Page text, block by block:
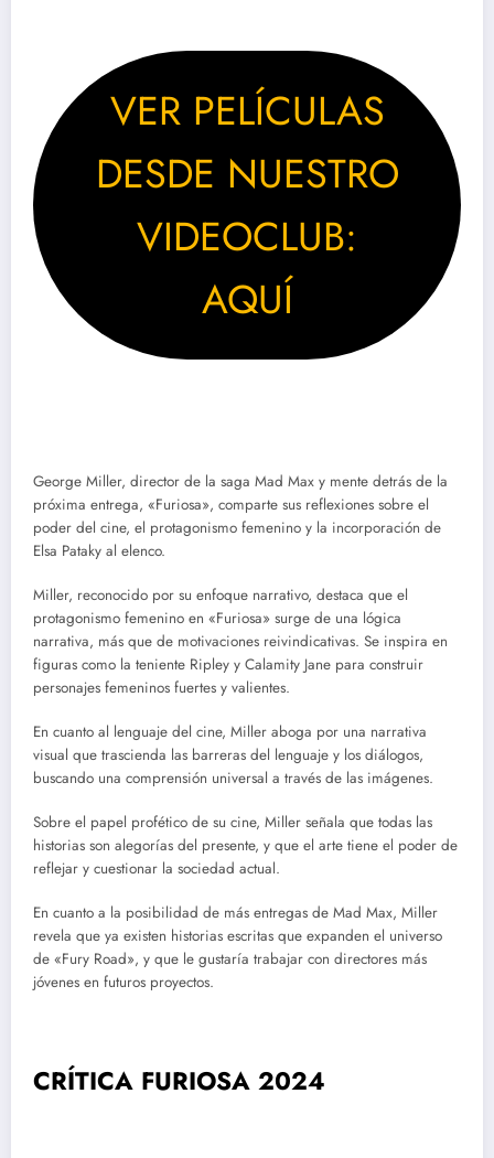
VER PELÍCULAS
DESDE NUESTRO
VIDEOCLUB:
AQUÍ
George Miller, director de la saga Mad Max y mente detrás de la
próxima entrega, «Furiosa», comparte sus reflexiones sobre el
poder del cine, el protagonismo femenino y la incorporación de
Elsa Pataky al elenco.
Miller, reconocido por su enfoque narrativo, destaca que el
protagonismo femenino en «Furiosa» surge de una lógica
narrativa, más que de motivaciones reivindicativas. Se inspira en
figuras como la teniente Ripley y Calamity Jane para construir
personajes femeninos fuertes y valientes.
En cuanto al lenguaje del cine, Miller aboga por una narrativa
visual que trascienda las barreras del lenguaje y los diálogos,
buscando una comprensión universal a través de las imágenes.
Sobre el papel profético de su cine, Miller señala que todas las
historias son alegorías del presente, y que el arte tiene el poder de
reflejar y cuestionar la sociedad actual.
En cuanto a la posibilidad de más entregas de Mad Max, Miller
revela que ya existen historias escritas que expanden el universo
de «Fury Road», y que le gustaría trabajar con directores más
jóvenes en futuros proyectos.
CRÍTICA FURIOSA 2024